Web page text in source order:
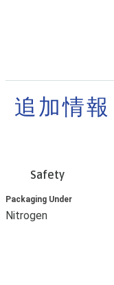
追加情報
Safety
Packaging Under
Nitrogen